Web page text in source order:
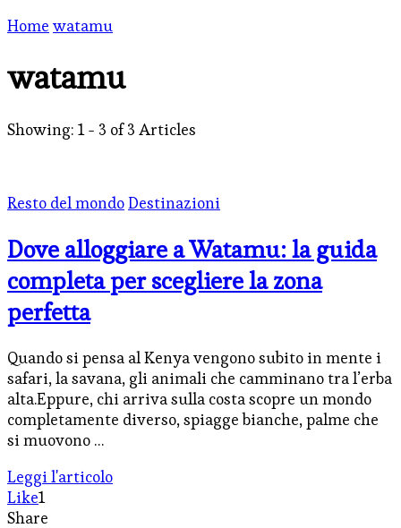
Home watamu
watamu
Showing: 1 - 3 of 3 Articles
Resto del mondoDestinazioni
Dove alloggiare a Watamu: la guida
completa per scegliere la zona
perfetta
Quando si pensa al Kenya vengono subito in mente i
safari, la savana, gli animali che camminano tra l’erba
alta.Eppure, chi arriva sulla costa scopre un mondo
completamente diverso, spiagge bianche, palme che
si muovono …
Leggi l'articolo
Like1
Share